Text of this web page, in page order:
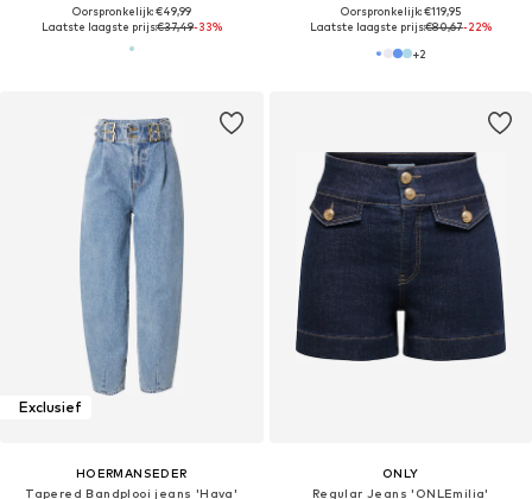
Oorspronkelijk: €49,99
Laatste laagste prijs:€37,49-33%
Oorspronkelijk: €119,95
Laatste laagste prijs:€80,67-22%
+2
Exclusief
HOERMANSEDER
Tapered Bandplooi jeans 'Hava'
ONLY
Regular Jeans 'ONLEmilia'